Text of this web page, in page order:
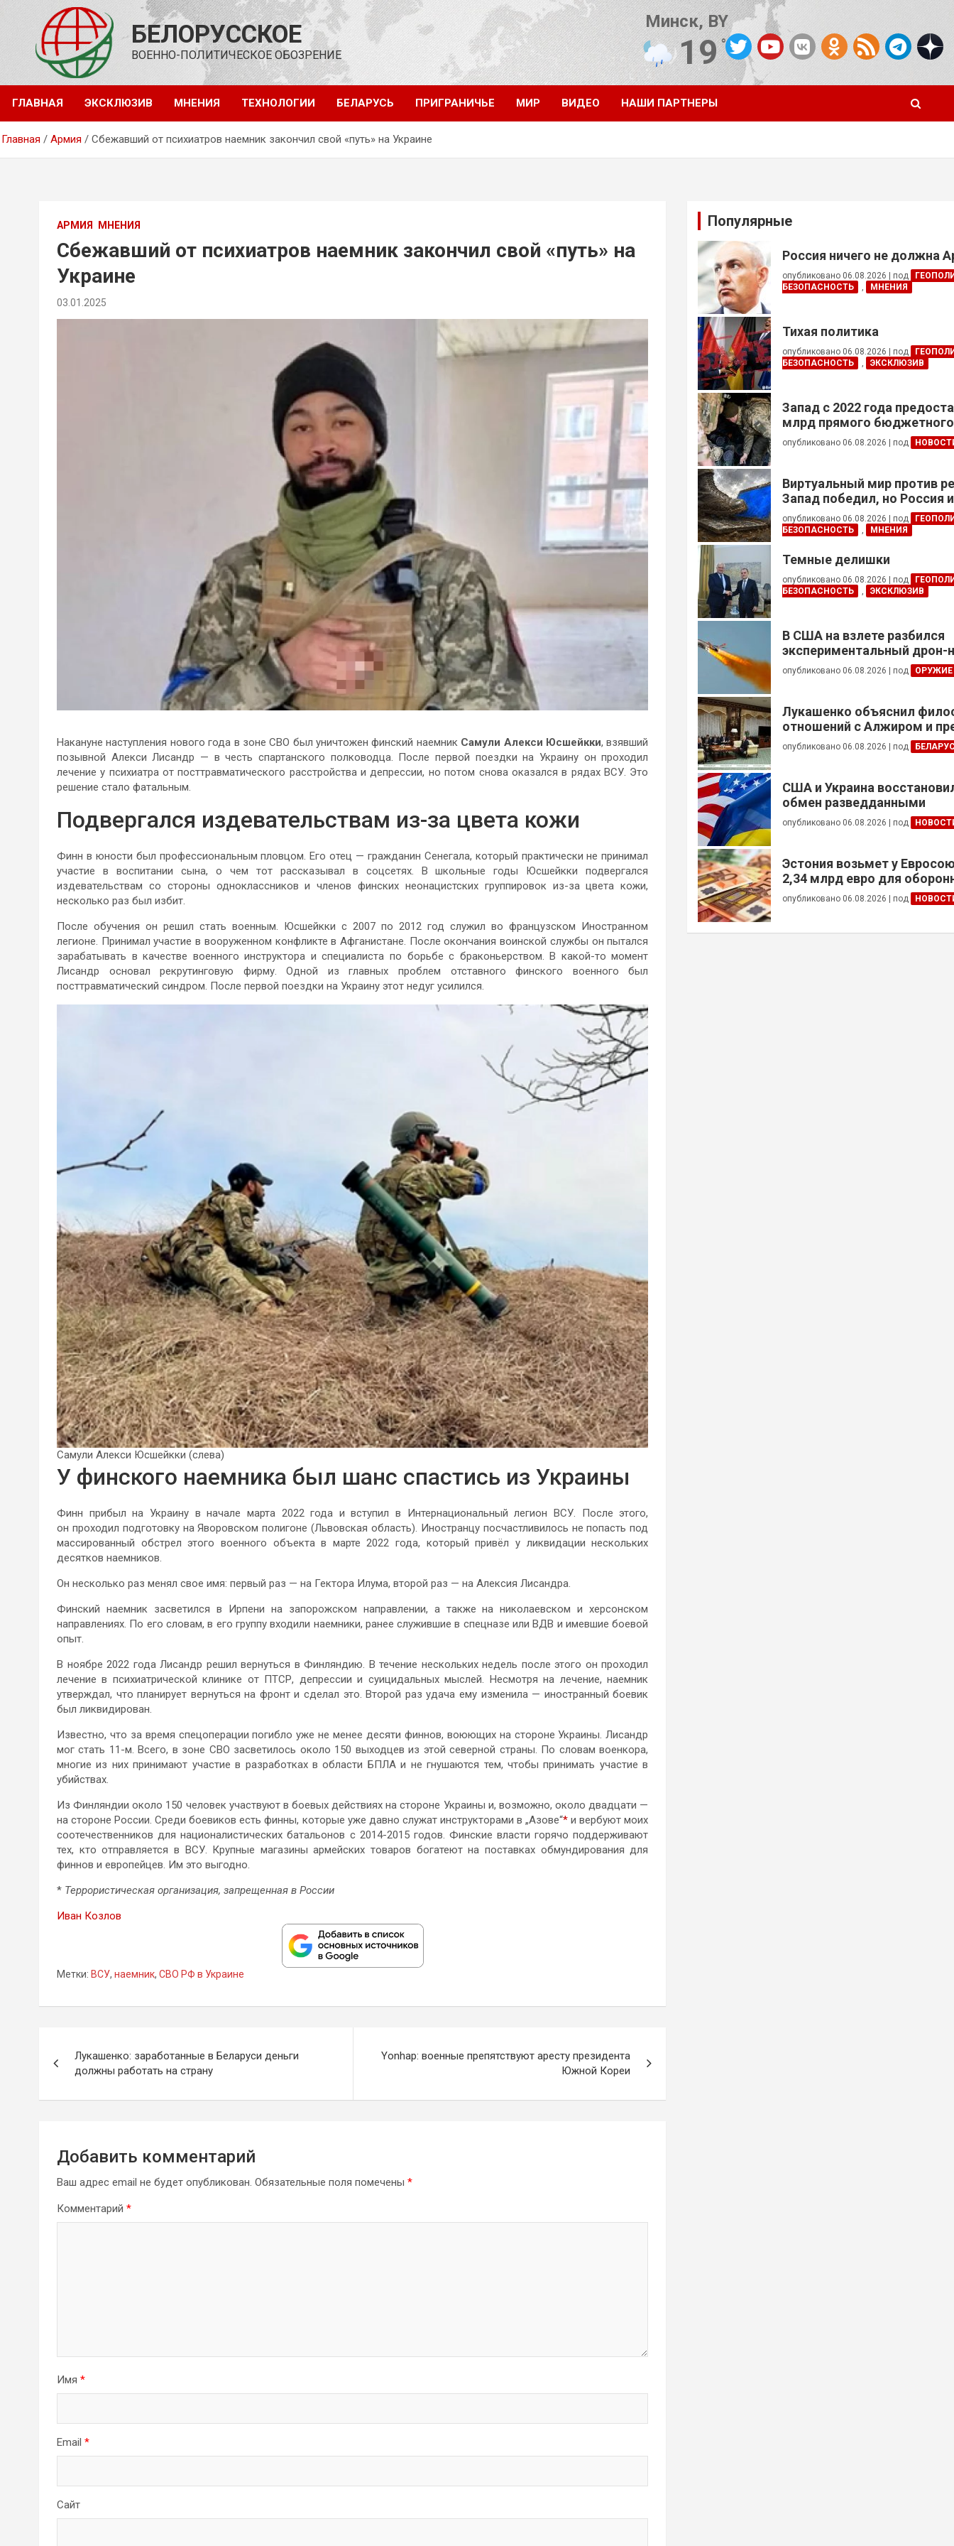
содержимому
БЕЛОРУССКОЕ
ВОЕННО-ПОЛИТИЧЕСКОЕ ОБОЗРЕНИЕ
Минск, BY
19°C
Погода от OpenWeatherMap
ГЛАВНАЯ ЭКСКЛЮЗИВ МНЕНИЯ ТЕХНОЛОГИИ БЕЛАРУСЬ ПРИГРАНИЧЬЕ МИР ВИДЕО НАШИ ПАРТНЕРЫ
Главная Армия Сбежавший от психиатров наемник закончил свой «путь» на Украине
АРМИЯ МНЕНИЯ
Сбежавший от психиатров наемник закончил свой «путь» на
Украине
03.01.2025
Накануне наступления нового года в зоне СВО был уничтожен финский наемник Самули Алекси Юсшейкки, взявший
позывной Алекси Лисандр — в честь спартанского полководца. После первой поездки на Украину он проходил
лечение у психиатра от посттравматического расстройства и депрессии, но потом снова оказался в рядах ВСУ. Это
решение стало фатальным.
Подвергался издевательствам из-за цвета кожи
Финн в юности был профессиональным пловцом. Его отец — гражданин Сенегала, который практически не принимал
участие в воспитании сына, о чем тот рассказывал в соцсетях. В школьные годы Юсшейкки подвергался
издевательствам со стороны одноклассников и членов финских неонацистских группировок из-за цвета кожи,
несколько раз был избит.
После обучения он решил стать военным. Юсшейкки с 2007 по 2012 год служил во французском Иностранном
легионе. Принимал участие в вооруженном конфликте в Афганистане. После окончания воинской службы он пытался
зарабатывать в качестве военного инструктора и специалиста по борьбе с браконьерством. В какой-то момент
Лисандр основал рекрутинговую фирму. Одной из главных проблем отставного финского военного был
посттравматический синдром. После первой поездки на Украину этот недуг усилился.
Самули Алекси Юсшейкки (слева)
У финского наемника был шанс спастись из Украины
Финн прибыл на Украину в начале марта 2022 года и вступил в Интернациональный легион ВСУ. После этого,
он проходил подготовку на Яворовском полигоне (Львовская область). Иностранцу посчастливилось не попасть под
массированный обстрел этого военного объекта в марте 2022 года, который привёл у ликвидации нескольких
десятков наемников.
Он несколько раз менял свое имя: первый раз — на Гектора Илума, второй раз — на Алексия Лисандра.
Финский наемник засветился в Ирпени на запорожском направлении, а также на николаевском и херсонском
направлениях. По его словам, в его группу входили наемники, ранее служившие в спецназе или ВДВ и имевшие боевой
опыт.
В ноябре 2022 года Лисандр решил вернуться в Финляндию. В течение нескольких недель после этого он проходил
лечение в психиатрической клинике от ПТСР, депрессии и суицидальных мыслей. Несмотря на лечение, наемник
утверждал, что планирует вернуться на фронт и сделал это. Второй раз удача ему изменила — иностранный боевик
был ликвидирован.
Известно, что за время спецоперации погибло уже не менее десяти финнов, воюющих на стороне Украины. Лисандр
мог стать 11-м. Всего, в зоне СВО засветилось около 150 выходцев из этой северной страны. По словам военкора,
многие из них принимают участие в разработках в области БПЛА и не гнушаются тем, чтобы принимать участие в
убийствах.
Из Финляндии около 150 человек участвуют в боевых действиях на стороне Украины и, возможно, около двадцати —
на стороне России. Среди боевиков есть финны, которые уже давно служат инструкторами в „Азове“* и вербуют моих
соотечественников для националистических батальонов с 2014-2015 годов. Финские власти горячо поддерживают
тех, кто отправляется в ВСУ. Крупные магазины армейских товаров богатеют на поставках обмундирования для
финнов и европейцев. Им это выгодно.
* Террористическая организация, запрещенная в России
Иван Козлов
Метки: ВСУ, наемник, СВО РФ в Украине
по
записям
Лукашенко: заработанные в Беларуси деньги
должны работать на страну
Yonhap: военные препятствуют аресту президента
Южной Кореи
Добавить комментарий
Ваш адрес email не будет опубликован. Обязательные поля помечены *
Комментарий *
Имя *
Email *
Сайт
Популярные
Россия ничего не должна
опубликовано 06.08.2026 под
БЕЗОПАСНОСТЬ
, МНЕНИЯ
Тихая политика
опубликовано 06.08.2026 под
БЕЗОПАСНОСТЬ
, ЭКСКЛЮЗИВ
Запад с 2022 года
млрд прямого бюджетного
финансирования — глава
Украины
опубликовано 06.08.2026 под
Виртуальный мир против
Запад победил, но Россия
опубликовано 06.08.2026 под
БЕЗОПАСНОСТЬ
, МНЕНИЯ
Темные делишки
опубликовано 06.08.2026 под
БЕЗОПАСНОСТЬ
, ЭКСКЛЮЗИВ
В США на взлете разбился
экспериментальный дрон-
опубликовано 06.08.2026 под ОРУЖИЕ
Лукашенко объяснил
отношений с Алжиром и
ускорить реализацию
опубликовано 06.08.2026 под
США и Украина
обмен разведданными
опубликовано 06.08.2026 под
Эстония возьмет у
2,34 млрд евро для
опубликовано 06.08.2026 под